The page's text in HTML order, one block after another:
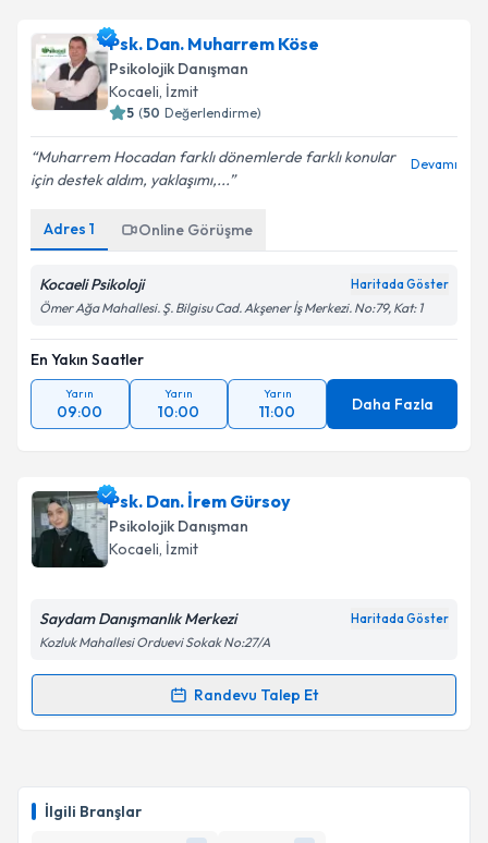
İlgili Branşlar
Psk. Dan. Muharrem Köse
Psikolojik Danışman
Kocaeli, İzmit
5 (50 Değerlendirme)
Muharrem Hocadan farklı dönemlerde farklı konular
için destek aldım, yaklaşımı,...
Devamı
Adres 1 Online Görüşme
Kocaeli Psikoloji Haritada Göster
Ömer Ağa Mahallesi. Ş. Bilgisu Cad. Akşener İş Merkezi. No:79, Kat: 1
En Yakın Saatler
Yarın
09:00
Yarın
10:00
Yarın
11:00 Daha Fazla
Psk. Dan. İrem Gürsoy
Psikolojik Danışman
Kocaeli, İzmit
Saydam Danışmanlık Merkezi Haritada Göster
Kozluk Mahallesi Orduevi Sokak No:27/A
Randevu Talep Et
Randevu Takvimi Talebi
takvim hazırlandığında e-posta ile bilgilendireceğiz.